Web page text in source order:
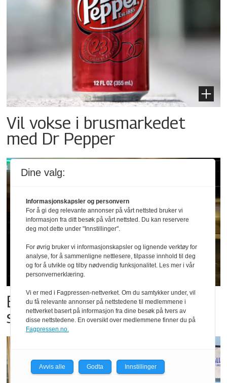
Vil vokse i brusmarkedet
med Dr Pepper
Bestillings-rush i foodora før
storkampen
Dine valg:
Informasjonskapsler og personvern
For å gi deg relevante annonser på vårt nettsted bruker vi
informasjon fra ditt besøk på vårt nettsted. Du kan reservere
deg mot dette under "Innstillinger".
For øvrig bruker vi informasjonskapsler og lignende verktøy for
analyse, for å sammenligne nettlesere, tilpasse innhold til deg
og for å utvikle og tilby nødvendig funksjonalitet. Les mer i vår
personvernerklæring.
Vi er med i Fagpressen-nettverket. Om du samtykker under, vil
du få relevante annonser på nettstedene til medlemmene i
nettverket basert på informasjon fra dine besøk på tvers av
disse nettstedene. En oversikt over medlemmene finner du på
Fagpressen.no.
Avvis alle Godta Innstillinger